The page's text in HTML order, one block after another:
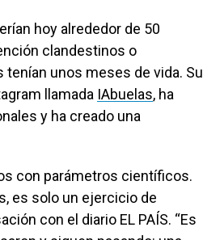
hoy alrededor de 50
clandestinos o
unos meses de vida. Su
llamada IAbuelas, ha
y ha creado una
con parámetros científicos.
es solo un ejercicio de
con el diario EL PAÍS. “Es